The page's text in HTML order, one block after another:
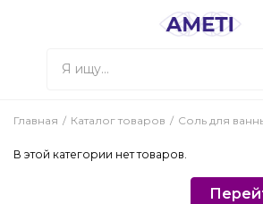
Главная Каталог товаров Соль для
В этой категории нет товаров.